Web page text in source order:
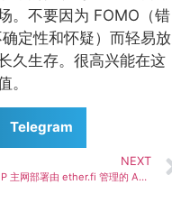
。不要因为 FOMO（错
定性和怀疑）而轻易放
久生存。很高兴能在这
。
Telegram
NEXT
Aave 社区推出全新提案：在 OP 主网部署由 ether.fi 管理的 Aave V4 实例，开启温度检查新篇章！